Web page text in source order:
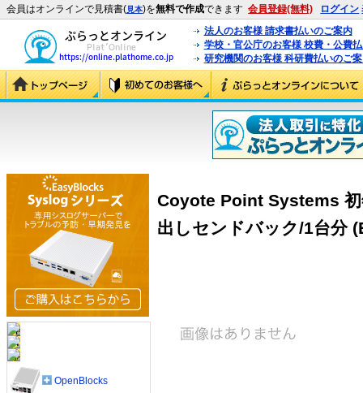
会員はオンラインで見積書(見本)を無料で作成できます 会員登録(無料) ログイン
法人のお客様 請求書払いのご案内
学校・官公庁のお客様 校費・公費
研究機関のお客様 科研費払いのご
Coyote Point Systems
出しセンドバック/1台分
OpenBlocks